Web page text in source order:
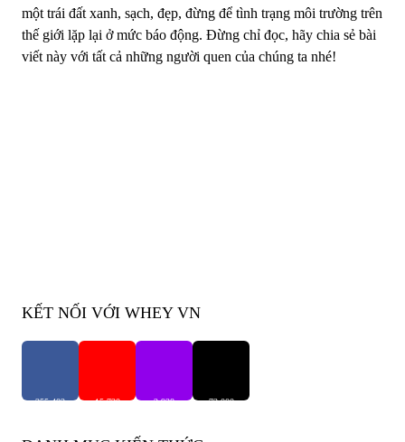
một trái đất xanh, sạch, đẹp, đừng để tình trạng môi trường trên
thế giới lặp lại ở mức báo động. Đừng chỉ đọc, hãy chia sẻ bài
viết này với tất cả những người quen của chúng ta nhé!
KẾT NỐI VỚI WHEY VN
255,402 15,720 2,938 73,000